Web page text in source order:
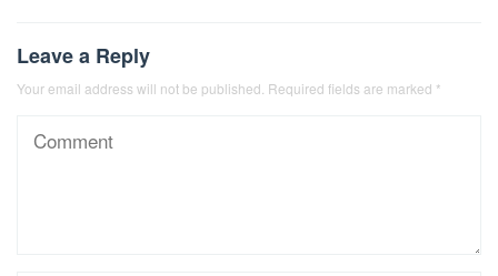
Leave a Reply
Your email address will not be published. Required fields are marked *